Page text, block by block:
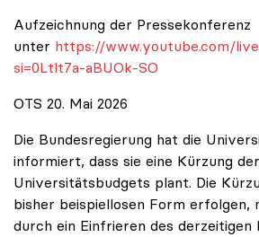
Aufzeichnung der Pressekonferenz
unter https://www.youtube.com/
si=0Ltlt7a-aBUOk-SO
OTS 20. Mai 2026
Die Bundesregierung hat die
informiert, dass sie eine Kürzung der
Universitätsbudgets plant. Die
bisher beispiellosen Form erfolgen,
durch ein Einfrieren des derzeitigen